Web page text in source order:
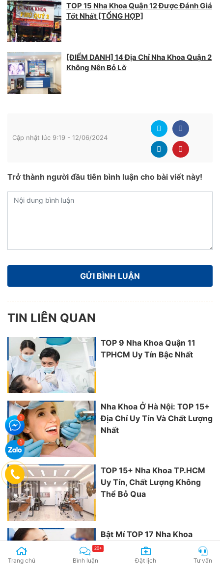
TOP 15 Nha Khoa Quận 12 Được Đánh Giá
Tốt Nhất [TỔNG HỢP]
[ĐIỂM DANH] 14 Địa Chỉ Nha Khoa Quận 2
Không Nên Bỏ Lỡ
Cập nhật lúc 9:19 - 12/06/2024
Trở thành người đầu tiên bình luận cho bài viết này!
TIN LIÊN QUAN
TOP 9 Nha Khoa Quận 11
TPHCM Uy Tín Bậc Nhất
Nha Khoa Ở Hà Nội: TOP 15+
Địa Chỉ Uy Tín Và Chất Lượng
Nhất
TOP 15+ Nha Khoa TP.HCM
Uy Tín, Chất Lượng Không
Thể Bỏ Qua
Bật Mí TOP 17 Nha Khoa
Quận Ba Đình Hà Nội Có Chất
Lượng Hàng Đầu
Trang chủ Bình luận
20+
Đặt lịch Tư vấn